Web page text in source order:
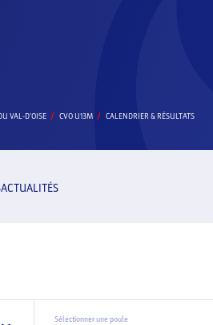
VAL-D'OISE CVO U13M CALENDRIER & RÉSULTATS
ACTUALITÉS
Sélectionner une poule